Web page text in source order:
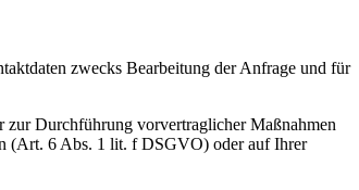
zwecks Bearbeitung der Anfrage und für
Durchführung vorvertraglicher Maßnahmen
(Art. 6 Abs. 1 lit. f DSGVO) oder auf Ihrer